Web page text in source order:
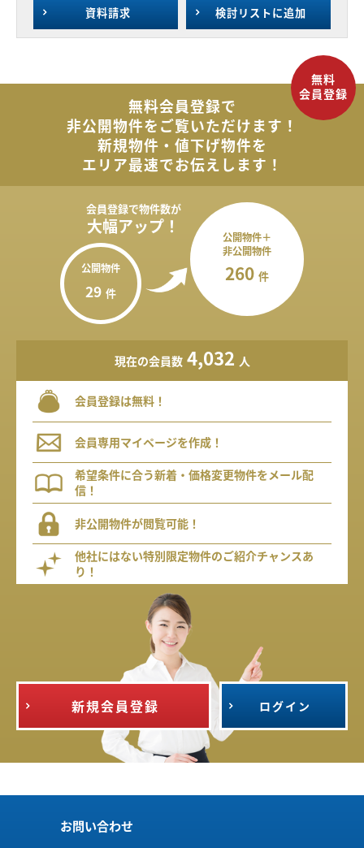
資料請求 検討リストに追加
無料会員登録で
非公開物件をご覧いただけます！
新規物件・値下げ物件を
エリア最速でお伝えします！
会員登録で物件数が
大幅アップ！
公開物件
29 件
公開物件＋
非公開物件
260 件
現在の会員数 4,032 人
会員登録は無料！
会員専用マイページを作成！
希望条件に合う新着・価格変更物件をメール配
信！
非公開物件が閲覧可能！
他社にはない特別限定物件のご紹介チャンスあ
り！
新規会員登録 ログイン
お問い合わせ